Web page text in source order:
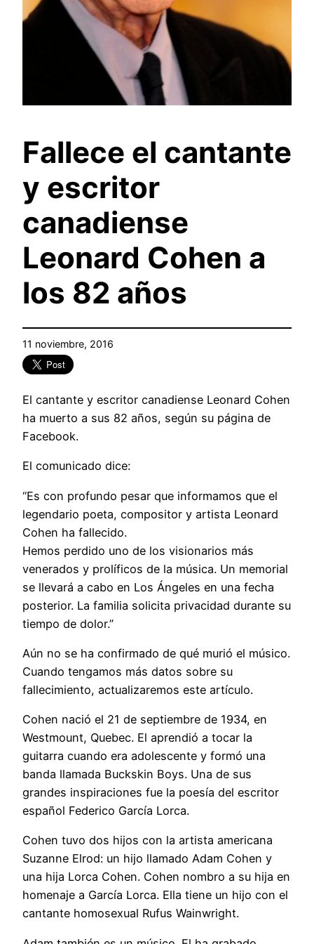
Fallece el cantante
y escritor
canadiense
Leonard Cohen a
los 82 años
11 noviembre, 2016
El cantante y escritor canadiense Leonard Cohen
ha muerto a sus 82 años, según su página de
Facebook.
El comunicado dice:
“Es con profundo pesar que informamos que el
legendario poeta, compositor y artista Leonard
Cohen ha fallecido.
Hemos perdido uno de los visionarios más
venerados y prolíficos de la música. Un memorial
se llevará a cabo en Los Ángeles en una fecha
posterior. La familia solicita privacidad durante su
tiempo de dolor.”
Aún no se ha confirmado de qué murió el músico.
Cuando tengamos más datos sobre su
fallecimiento, actualizaremos este artículo.
Cohen nació el 21 de septiembre de 1934, en
Westmount, Quebec. El aprendió a tocar la
guitarra cuando era adolescente y formó una
banda llamada Buckskin Boys. Una de sus
grandes inspiraciones fue la poesía del escritor
español Federico García Lorca.
Cohen tuvo dos hijos con la artista americana
Suzanne Elrod: un hijo llamado Adam Cohen y
una hija Lorca Cohen. Cohen nombro a su hija en
homenaje a García Lorca. Ella tiene un hijo con el
cantante homosexual Rufus Wainwright.